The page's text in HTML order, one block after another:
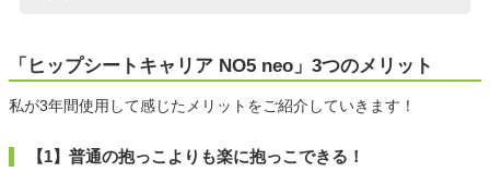
「ヒップシートキャリア NO5 neo」3つのメリット
私が3年間使用して感じたメリットをご紹介していきます！
【1】普通の抱っこよりも楽に抱っこできる！